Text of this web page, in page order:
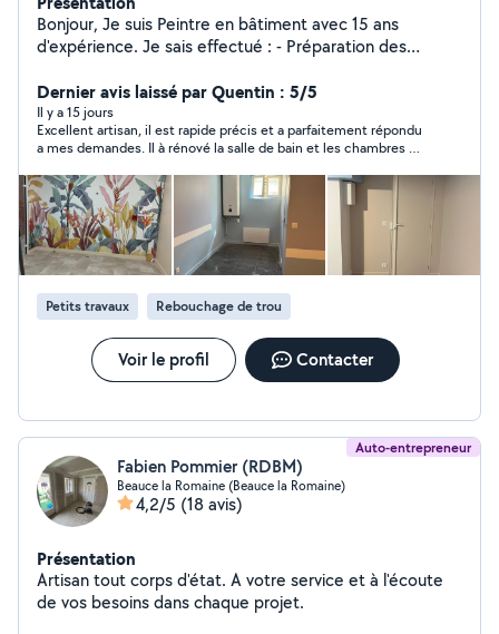
Bonjour, Je suis Peintre en bâtiment avec 15 ans
d'expérience. Je sais effectué : - Préparation des
peint - Travaux de finition - Réparation des murs et
Dernier avis laissé par Quentin : 5/5
Il y a 15 jours
Excellent artisan, il est rapide précis et a parfaitement répondu
a mes demandes. Il à rénové la salle de bain et les chambres de
été tres satisfait. Je recommande!
Petits travaux Rebouchage de trou
Voir le profil Contacter
Auto-entrepreneur
Fabien Pommier (RDBM)
Beauce la Romaine (Beauce la Romaine)
4,2/5 (18 avis)
Présentation
Artisan tout corps d'état. A votre service et à l'écoute
de vos besoins dans chaque projet.